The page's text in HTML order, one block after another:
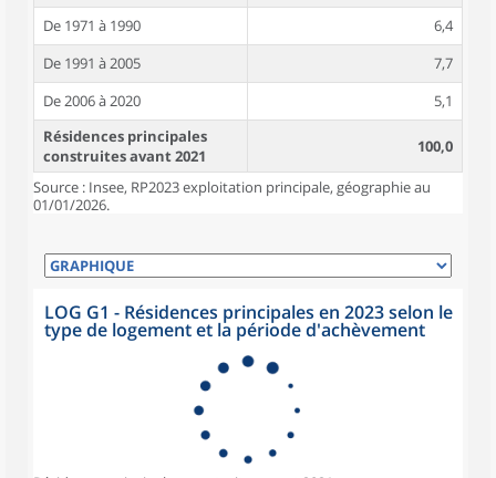
De 1971 à 1990
6,4
De 1991 à 2005
7,7
De 2006 à 2020
5,1
Résidences principales
construites avant 2021
100,0
Source : Insee, RP2023 exploitation principale, géographie au
01/01/2026.
LOG G1 - Résidences principales en 2023 selon le
type de logement et la période d'achèvement